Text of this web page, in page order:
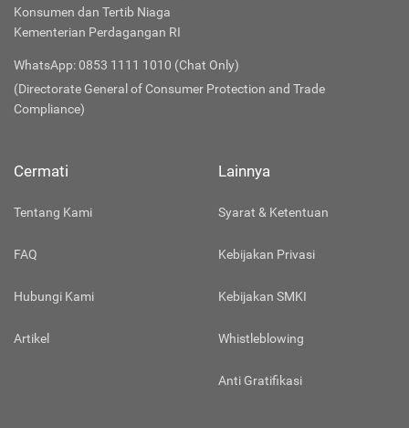
Konsumen dan Tertib Niaga
Kementerian Perdagangan RI
WhatsApp: 0853 1111 1010 (Chat Only)
(Directorate General of Consumer Protection and Trade
Compliance)
Cermati
Tentang Kami
FAQ
Hubungi Kami
Artikel
Lainnya
Syarat & Ketentuan
Kebijakan Privasi
Kebijakan SMKI
Whistleblowing
Anti Gratifikasi